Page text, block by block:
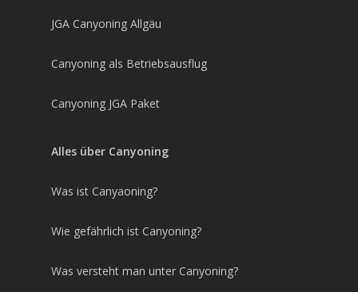
JGA Canyoning Allgäu
Canyoning als Betriebsausflug
Canyoning JGA Paket
Alles über Canyoning
Was ist Canyaoning?
Wie gefährlich ist Canyoning?
Was versteht man unter Canyoning?